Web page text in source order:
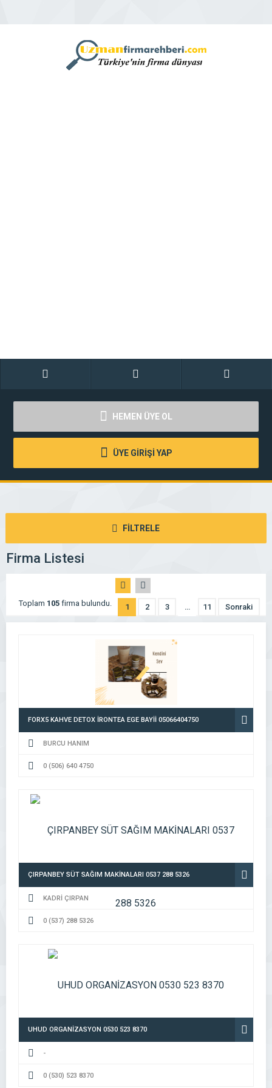
HEMEN ÜYE OL
ÜYE GİRİŞİ YAP
FİLTRELE
Firma Listesi
Toplam 105firma bulundu. 1 2 3 … 11 Sonraki
FORX5 KAHVE DETOX İRONTEA EGE BAYİİ 05066404750
BURCU HANIM
0 (506) 640 4750
ÇIRPANBEY SÜT SAĞIM MAKİNALARI 0537 288 5326
KADRİ ÇIRPAN
0 (537) 288 5326
UHUD ORGANİZASYON 0530 523 8370
-
0 (530) 523 8370